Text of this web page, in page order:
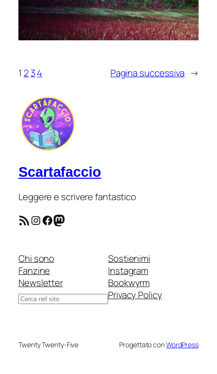
1 2 34 Pagina successiva →
Scartafaccio
Leggere e scrivere fantastico
Feed RSS Instagram Facebook Mastodon
Chi sono
Fanzine
Newsletter
Cerca
Sostienimi
Instagram
Bookwyrm
Privacy Policy
Twenty Twenty-Five Progettato conWordPress